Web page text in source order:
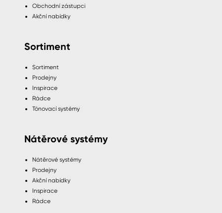
Obchodní zástupci
Akční nabídky
Sortiment
Sortiment
Prodejny
Inspirace
Rádce
Tónovací systémy
Nátěrové systémy
Nátěrové systémy
Prodejny
Akční nabídky
Inspirace
Rádce